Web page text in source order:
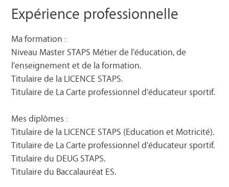
Expérience professionnelle
Ma formation :
Niveau Master STAPS Métier de l'éducation, de
l'enseignement et de la formation.
Titulaire de la LICENCE STAPS.
Titulaire de La Carte professionnel d'éducateur sportif.
Mes diplômes :
Titulaire de la LICENCE STAPS (Education et Motricité).
Titulaire de La Carte professionnel d'éducateur sportif.
Titulaire du DEUG STAPS.
Titulaire du Baccalauréat ES.